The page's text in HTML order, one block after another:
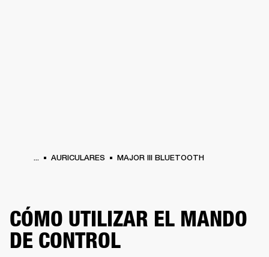
... AURICULARES MAJOR III BLUETOOTH
CÓMO UTILIZAR EL MANDO
DE CONTROL